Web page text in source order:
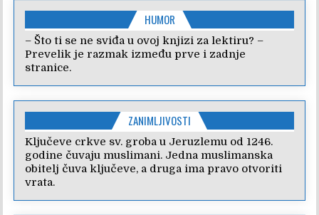
HUMOR
– Što ti se ne sviđa u ovoj knjizi za lektiru? –
Prevelik je razmak između prve i zadnje
stranice.
ZANIMLJIVOSTI
Ključeve crkve sv. groba u Jeruzlemu od 1246.
godine čuvaju muslimani. Jedna muslimanska
obitelj čuva ključeve, a druga ima pravo otvoriti
vrata.